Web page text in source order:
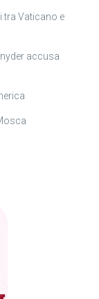
tra Vaticano e
accusa